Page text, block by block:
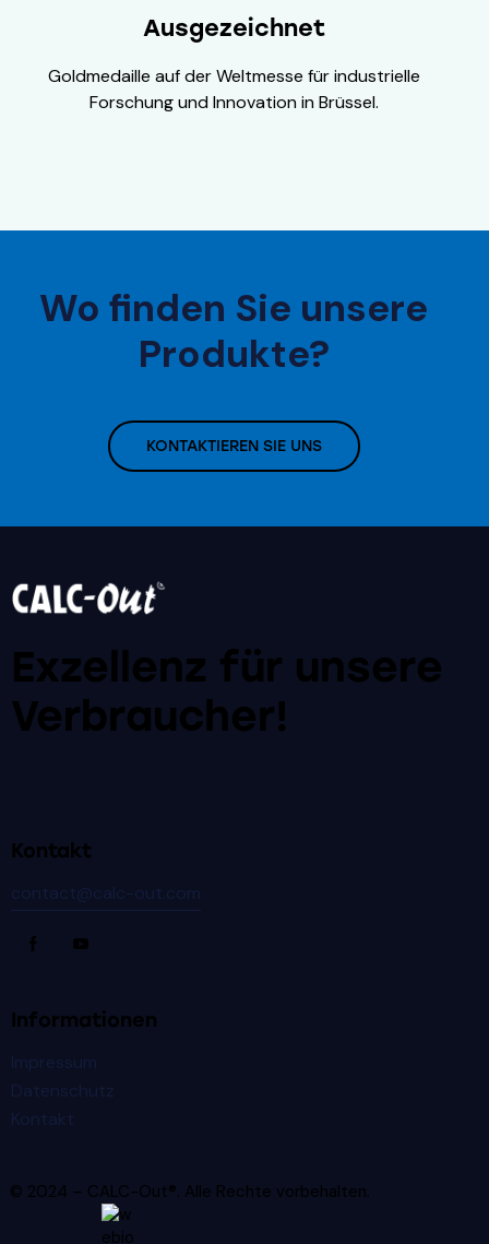
Ausgezeichnet
Goldmedaille auf der Weltmesse für industrielle
Forschung und Innovation in Brüssel.
Wo finden Sie unsere
Produkte?
KONTAKTIEREN SIE UNS
Exzellenz für unsere
Verbraucher!
Kontakt
contact@calc-out.com
Informationen
Impressum
Datenschutz
Kontakt
© 2024 – CALC-Out®. Alle Rechte vorbehalten.